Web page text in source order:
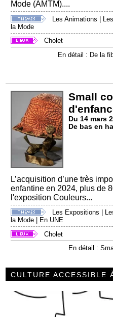
Mode (AMTM)....
Les Animations |
la Mode
Cholet
En détail : De la
Small
Du 14 mars
De bas en
L’acquisition d’une très
enfantine en 2024, plus de
l'exposition Couleurs...
Les Expositions
la Mode
En UNE
Cholet
En détail :
CULTURE ACCESSIBLE